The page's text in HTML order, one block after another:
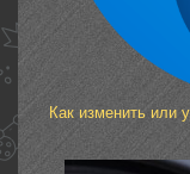
Как изменить или